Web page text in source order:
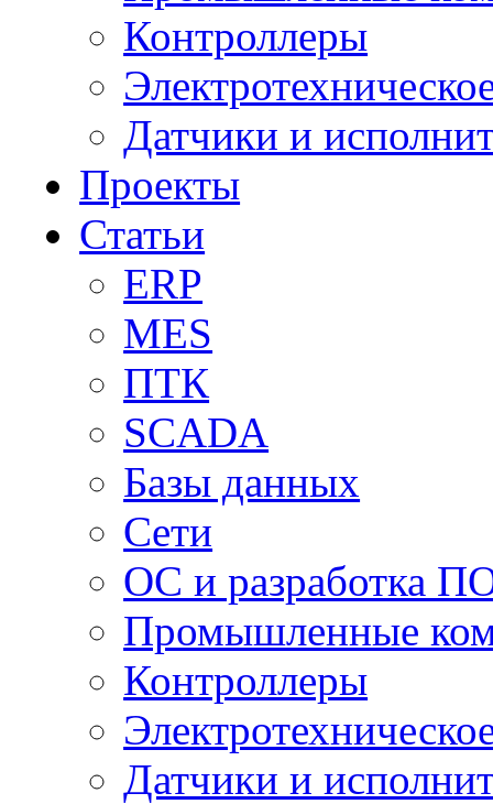
Контроллеры
Датчики и
Проекты
Статьи
ERP
MES
ПТК
SCADA
Базы данных
Сети
ОС и разработка
Промышленные
Контроллеры
Датчики и